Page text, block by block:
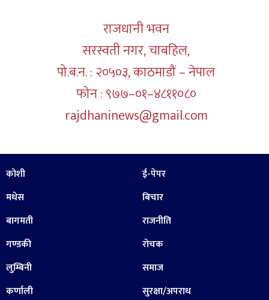
राजधानी भवन
सरस्वती नगर, चाबहिल,
पो.ब.न. : २०५०३, काठमाडौं – नेपाल
फोन : ९७७–०१–४८११०८०
rajdhaninews@gmail.com
कोशी
मधेस
बागमती
गण्डकी
लुम्बिनी
कर्णाली
ई-पेपर
बिचार
राजनीति
रोचक
समाज
सुरक्षा/अपराध